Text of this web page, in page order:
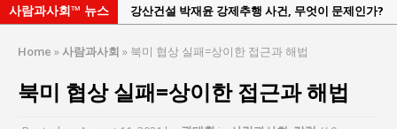
사람과사회™ 뉴스
강산건설 박재윤 강제추행 사건, 무엇이 문제인가?
세미나 개최
Home »사람과사회 » 북미 협상 실패=상이한 접근과 해법
북미 협상 실패=상이한 접근과 해법